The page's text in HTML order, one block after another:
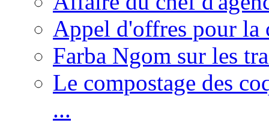
Appel d'offres pour la
Farba Ngom sur les
Le compostage des
...